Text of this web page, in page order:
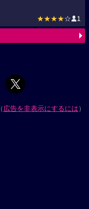
★★★★☆ 1
（広告を非表示にするには）